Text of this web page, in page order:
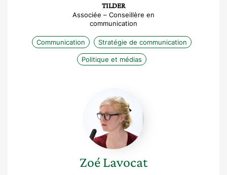
TILDER
Associée – Conseillère en
communication
Communication Stratégie de communication
Politique et médias
Lavocat
ZoéLavocat